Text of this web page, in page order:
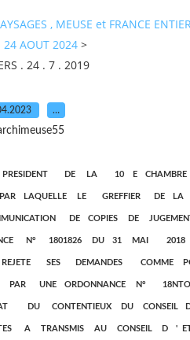
, MEUSE et FRANCE
24 AOUT 2024 >
. 24 . 7 . 2019
…
PRESIDENT DE LA 10 E
LAQUELLE LE GREFFIER DE
DE COPIES DE
N° 1801826 DU 31 MAI 2018
SES DEMANDES COMME
. PAR UNE ORDONNANCE N°
DU CONTENTIEUX DU CONSEIL D
A TRANSMIS AU CONSEIL D '